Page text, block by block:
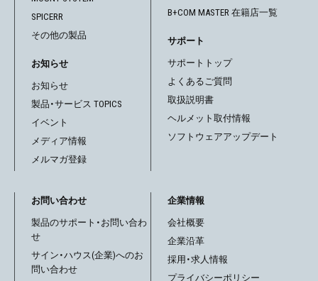
ー
シ
ョ
ン
SPICERR
その他の製品
お知らせ
お知らせ
製品・サービス TOPICS
イベント
メディア情報
メルマガ登録
B+COM MASTER 在籍店一覧
サポート
サポートトップ
よくあるご質問
取扱説明書
ヘルメット取付情報
ソフトウェアアップデート
お問い合わせ
製品のサポート・お問い合わ
せ
サイン・ハウス(企業)へのお
問い合わせ
企業情報
会社概要
企業沿革
採用・求人情報
プライバシーポリシー